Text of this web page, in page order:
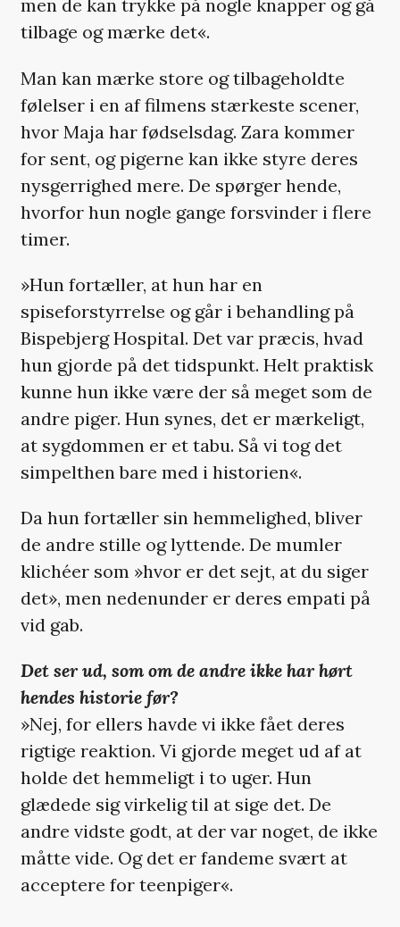
men de kan trykke på nogle knapper og gå
tilbage og mærke det«.
Man kan mærke store og tilbageholdte
følelser i en af filmens stærkeste scener,
hvor Maja har fødselsdag. Zara kommer
for sent, og pigerne kan ikke styre deres
nysgerrighed mere. De spørger hende,
hvorfor hun nogle gange forsvinder i flere
timer.
»Hun fortæller, at hun har en
spiseforstyrrelse og går i behandling på
Bispebjerg Hospital. Det var præcis, hvad
hun gjorde på det tidspunkt. Helt praktisk
kunne hun ikke være der så meget som de
andre piger. Hun synes, det er mærkeligt,
at sygdommen er et tabu. Så vi tog det
simpelthen bare med i historien«.
Da hun fortæller sin hemmelighed, bliver
de andre stille og lyttende. De mumler
klichéer som »hvor er det sejt, at du siger
det», men nedenunder er deres empati på
vid gab.
Det ser ud, som om de andre ikke har hørt
hendes historie før?
»Nej, for ellers havde vi ikke fået deres
rigtige reaktion. Vi gjorde meget ud af at
holde det hemmeligt i to uger. Hun
glædede sig virkelig til at sige det. De
andre vidste godt, at der var noget, de ikke
måtte vide. Og det er fandeme svært at
acceptere for teenpiger«.